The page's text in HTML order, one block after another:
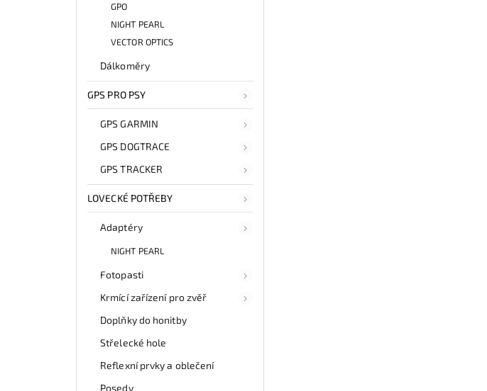
GPO
NIGHT PEARL
VECTOR OPTICS
Dálkoměry
GPS PRO PSY
GPS GARMIN
GPS DOGTRACE
GPS TRACKER
LOVECKÉ POTŘEBY
Adaptéry
NIGHT PEARL
Fotopasti
Krmící zařízení pro zvěř
Doplňky do honitby
Střelecké hole
Reflexní prvky a oblečení
Posedy